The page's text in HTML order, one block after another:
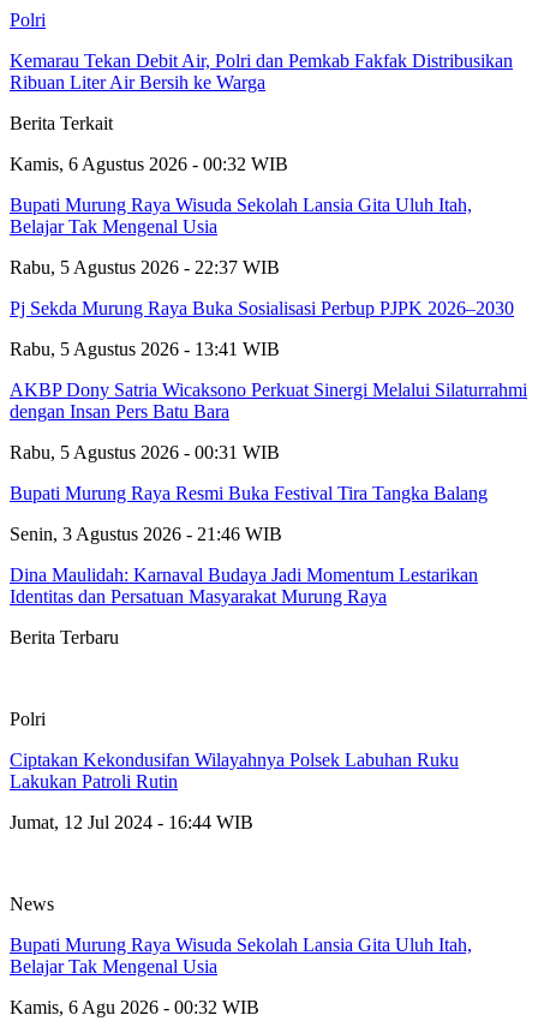
Polri
Kemarau Tekan Debit Air, Polri dan Pemkab Fakfak Distribusikan
Ribuan Liter Air Bersih ke Warga
Berita Terkait
Kamis, 6 Agustus 2026 - 00:32 WIB
Bupati Murung Raya Wisuda Sekolah Lansia Gita Uluh Itah,
Belajar Tak Mengenal Usia
Rabu, 5 Agustus 2026 - 22:37 WIB
Pj Sekda Murung Raya Buka Sosialisasi Perbup PJPK 2026–2030
Rabu, 5 Agustus 2026 - 13:41 WIB
AKBP Dony Satria Wicaksono Perkuat Sinergi Melalui Silaturrahmi
dengan Insan Pers Batu Bara
Rabu, 5 Agustus 2026 - 00:31 WIB
Bupati Murung Raya Resmi Buka Festival Tira Tangka Balang
Senin, 3 Agustus 2026 - 21:46 WIB
Dina Maulidah: Karnaval Budaya Jadi Momentum Lestarikan
Identitas dan Persatuan Masyarakat Murung Raya
Berita Terbaru
Polri
Ciptakan Kekondusifan Wilayahnya Polsek Labuhan Ruku
Lakukan Patroli Rutin
Jumat, 12 Jul 2024 - 16:44 WIB
News
Bupati Murung Raya Wisuda Sekolah Lansia Gita Uluh Itah,
Belajar Tak Mengenal Usia
Kamis, 6 Agu 2026 - 00:32 WIB